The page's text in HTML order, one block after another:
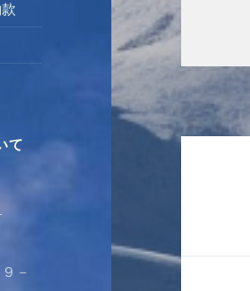
て
－
投
ゲ